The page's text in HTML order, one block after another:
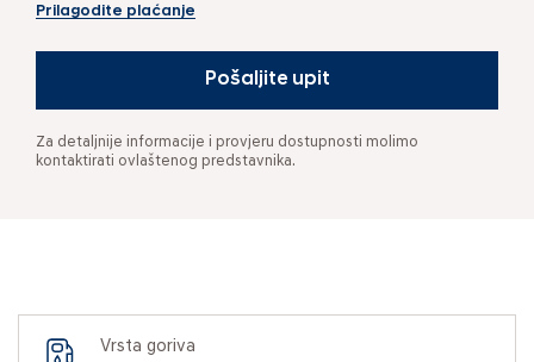
Prilagodite plaćanje
Pošaljite upit
Za detaljnije informacije i provjeru dostupnosti molimo
kontaktirati ovlaštenog predstavnika.
Vrsta goriva